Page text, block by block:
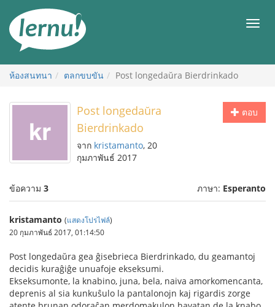
สารบัญ
เมนู
ห้องสนทนา ตลกขบขัน Post longedaŭra Bierdrinkado
ตอบ
Post longedaŭra
Bierdrinkado
จาก kristamanto, 20
กุมภาพันธ์ 2017
ข้อความ 3 ภาษา: Esperanto
kristamanto (แสดงโปรไฟล์)
20 กุมภาพันธ์ 2017, 01:14:50
Post longedaŭra gea ĝisebrieca Bierdrinkado, du geamantoj
decidis kuraĝiĝe unuafoje ekseksumi.
Ekseksumonte, la knabino, juna, bela, naiva amorkomencanta,
deprenis al sia kunkuŝulo la pantalonojn kaj rigardis zorge